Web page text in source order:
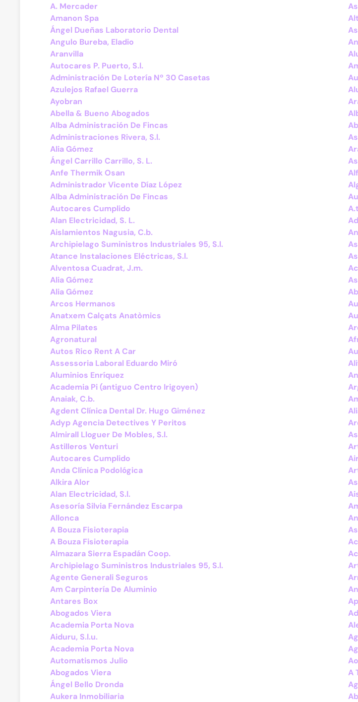
A. Mercader
Amanon Spa
Ángel Dueñas Laboratorio Dental
Angulo Bureba, Eladio
Aranvilla
Autocares P. Puerto, S.l.
Administración De Lotería Nº 30 Casetas
Azulejos Rafael Guerra
Ayobran
Abella & Bueno Abogados
Alba Administración De Fincas
Administraciones Rivera, S.l.
Alia Gómez
Ángel Carrillo Carrillo, S. L.
Anfe Thermik Osan
Administrador Vicente Díaz López
Alba Administración De Fincas
Autocares Cumplido
Alan Electricidad, S. L.
Aislamientos Nagusia, C.b.
Archipielago Suministros Industriales 95, S.l.
Atance Instalaciones Eléctricas, S.l.
Alventosa Cuadrat, J.m.
Alia Gómez
Alia Gómez
Arcos Hermanos
Anatxem Calçats Anatòmics
Alma Pilates
Agronatural
Autos Rico Rent A Car
Assessoria Laboral Eduardo Miró
Aluminios Enríquez
Academia Pi (antiguo Centro Irigoyen)
Anaiak, C.b.
Agdent Clínica Dental Dr. Hugo Giménez
Adyp Agencia Detectives Y Peritos
Almirall Lloguer De Mobles, S.l.
Astilleros Venturi
Autocares Cumplido
Anda Clínica Podológica
Alkira Alor
Alan Electricidad, S.l.
Asesoría Silvia Fernández Escarpa
Allonca
A Bouza Fisioterapia
A Bouza Fisioterapia
Almazara Sierra Espadán Coop.
Archipielago Suministros Industriales 95, S.l.
Agente Generali Seguros
Am Carpintería De Aluminio
Antares Box
Abogados Viera
Academia Porta Nova
Aiduru, S.l.u.
Academia Porta Nova
Automatismos Julio
Abogados Viera
Ángel Bello Dronda
Aukera Inmobiliaria
A